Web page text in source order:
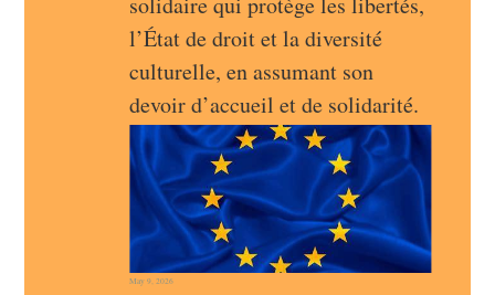
l’État de droit et la diversité
culturelle, en assumant son
devoir d’accueil et de solidarité.
May 9, 2026